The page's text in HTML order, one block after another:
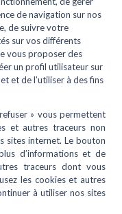
livrée. Comment
conforme, que